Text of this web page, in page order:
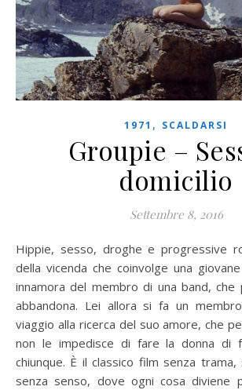
1971 , SCALDARSI
Groupie –
domicilio
Settembre 8, 2016
Hippie, sesso, droghe e progressive rock è lo scenario
della vicenda che coinvolge una
innamora del membro di una band,
abbandona. Lei allora si fa un
viaggio alla ricerca del suo amore, che
non le impedisce di fare la donna di
chiunque. È il classico film senza
senza senso, dove ogni cosa diviene